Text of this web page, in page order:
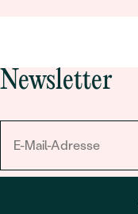
Newsletter